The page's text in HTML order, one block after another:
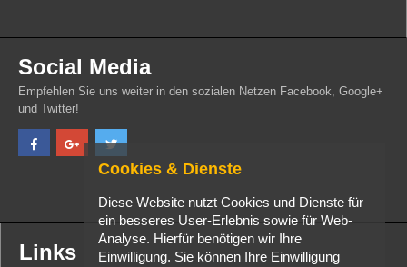
Social Media
Empfehlen Sie uns weiter in den sozialen Netzen Facebook, Google+
und Twitter!
Links
Cookies & Dienste
Diese Website nutzt Cookies und Dienste für
ein besseres User-Erlebnis sowie für Web-
Analyse. Hierfür benötigen wir Ihre
Einwilligung. Sie können Ihre Einwilligung